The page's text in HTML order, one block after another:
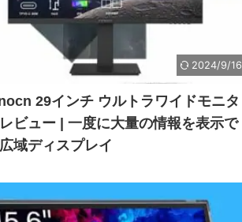
2024/9/16
29インチ ウルトラワイドモニタ
ビュー | 一度に大量の情報を表示で
域ディスプレイ